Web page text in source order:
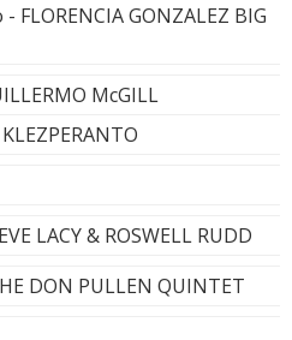
FLORENCIA GONZALEZ BIG
McGILL
LACY & ROSWELL RUDD
DON PULLEN QUINTET